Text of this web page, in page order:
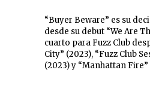
“Buyer Beware” es su
desde su debut “We Are
cuarto para Fuzz Club
City” (2023), “Fuzz Club
(2023) y “Manhattan Fire”